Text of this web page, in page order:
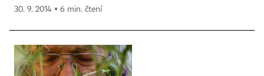
30. 9. 2014 ▪ 6 min. čtení